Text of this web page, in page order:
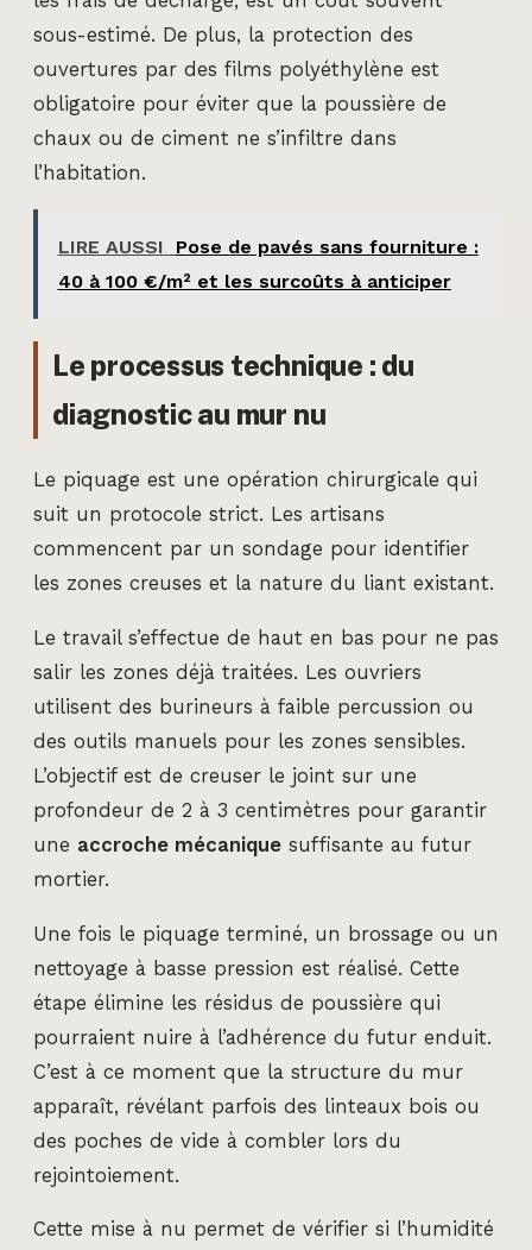
sous-estimé. De plus, la protection des
ouvertures par des films polyéthylène est
obligatoire pour éviter que la poussière de
chaux ou de ciment ne s’infiltre dans
l’habitation.
LIRE AUSSI
Pose de pavés sans fourniture :
40 à 100 €/m² et les surcoûts à anticiper
Le processus technique : du
diagnostic au mur nu
Le piquage est une opération chirurgicale qui
suit un protocole strict. Les artisans
commencent par un sondage pour identifier
les zones creuses et la nature du liant existant.
Le travail s’effectue de haut en bas pour ne pas
salir les zones déjà traitées. Les ouvriers
utilisent des burineurs à faible percussion ou
des outils manuels pour les zones sensibles.
L’objectif est de creuser le joint sur une
profondeur de 2 à 3 centimètres pour garantir
une accroche mécanique suffisante au futur
mortier.
Une fois le piquage terminé, un brossage ou un
nettoyage à basse pression est réalisé. Cette
étape élimine les résidus de poussière qui
pourraient nuire à l’adhérence du futur enduit.
C’est à ce moment que la structure du mur
apparaît, révélant parfois des linteaux bois ou
des poches de vide à combler lors du
rejointoiement.
Cette mise à nu permet de vérifier si l’humidité